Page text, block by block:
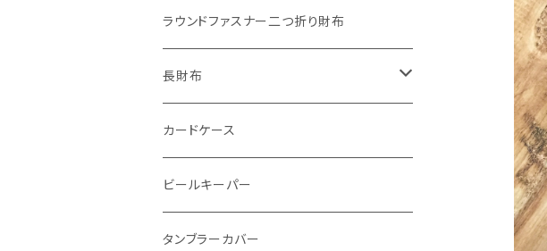
ワンタッチコインケース 国産革
ファスナーコインケース
"Ripper"マイクロウォレット(三つ折り
式)
"Basic"アートウォレット
番外編Basicアートウォレット (インポート革版)
スキニーウォレット
ストーンウォレット
メタルウォレット
インビジブルウォレット
ラウンドファスナー二つ折り財布
長財布
折り財布
L字ファスナー
柔らか革財布
カードケース
ビールキーパー
タンブラーカバー